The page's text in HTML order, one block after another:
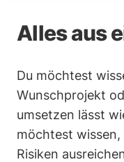
Alles aus
Du möchtest
Wunschprojekt
umsetzen lässt
möchtest
Risiken